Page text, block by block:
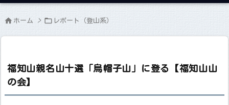
 ホーム >  レポート（登山系）
福知山親名山十選「烏帽子山」に登る【福知山山
の会】